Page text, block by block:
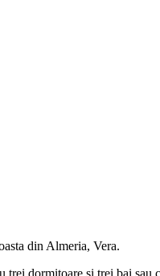
din Almeria, Vera.